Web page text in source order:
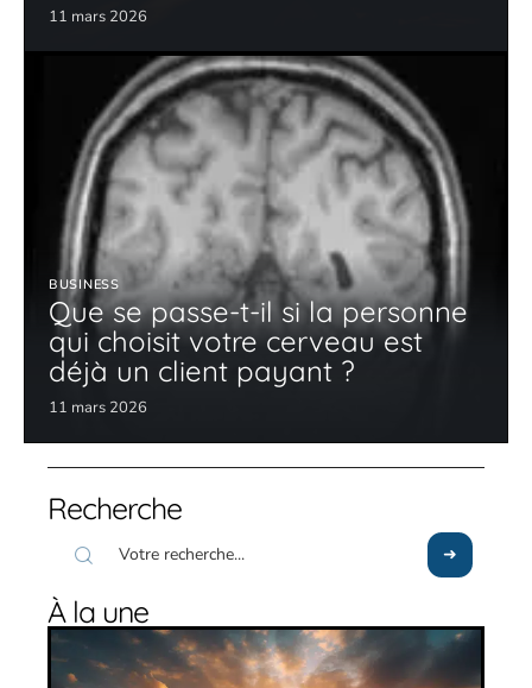
11 mars 2026
BUSINESS
Que se passe-t-il si la personne
qui choisit votre cerveau est
déjà un client payant ?
11 mars 2026
Recherche
À la une